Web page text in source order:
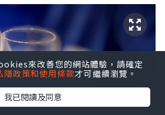
來改善您的網站體驗，請確定
隱政策和使用條款才可繼續瀏覽。
我已閱讀及同意